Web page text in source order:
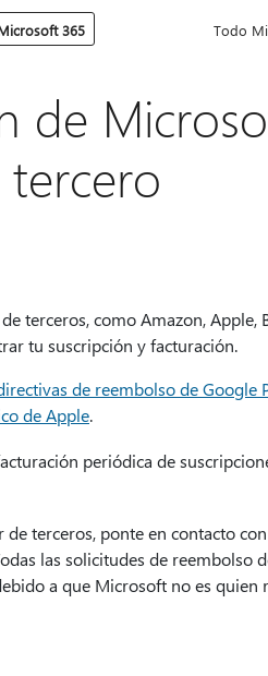
365 Todo
de
terceros, como Amazon, Apple,
tu suscripción y facturación.
de reembolso de Google
de Apple.
periódica de
terceros, ponte en contacto
las solicitudes de reembolso
a que Microsoft no es quien